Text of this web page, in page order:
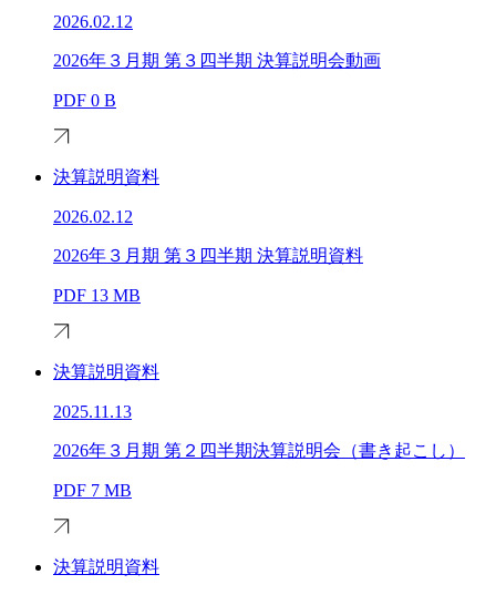
2026.02.12
2026年３月期 第３四半期 決算説明会動画
PDF 0 B
決算説明資料
2026.02.12
2026年３月期 第３四半期 決算説明資料
PDF 13 MB
決算説明資料
2025.11.13
2026年３月期 第２四半期決算説明会（書き起こし）
PDF 7 MB
決算説明資料